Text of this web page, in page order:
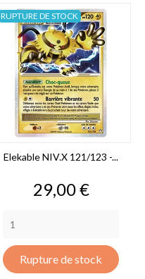
Elekable NIV.X 121/123 -...
Prix
29,00 €
Rupture de stock
RUPTURE DE STOCK